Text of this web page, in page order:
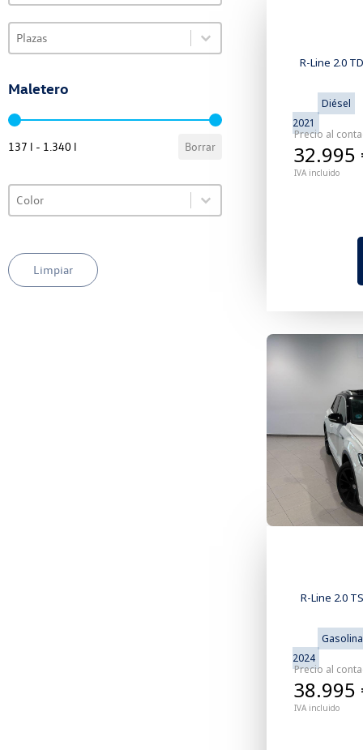
VO Selector de plazas
Select content
Select content
Maletero
VO Selector de maletero
137 l - 1.340 l Borrar
VO Selector de color
Select content
Select content
Limpiar
R-Line 2.0
Diésel
2021
Precio al
IVA incluido
32.995
R-Line 2.0
Gasolina
2024
Precio al
IVA incluido
38.995